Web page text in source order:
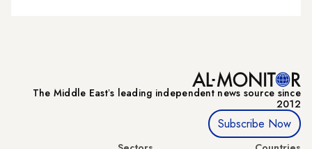
The Middle Eastʼs leading independent news source since
2012
Subscribe Now